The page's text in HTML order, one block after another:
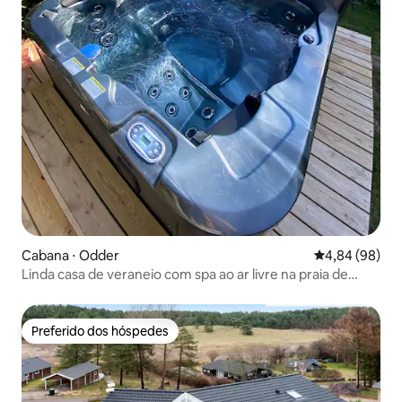
Cabana ⋅ Odder 4,84 de uma
4,84 (98)
Linda casa de veraneio com spa ao ar livre na praia de
Preferido dos hóspedes
Preferido dos hóspedes